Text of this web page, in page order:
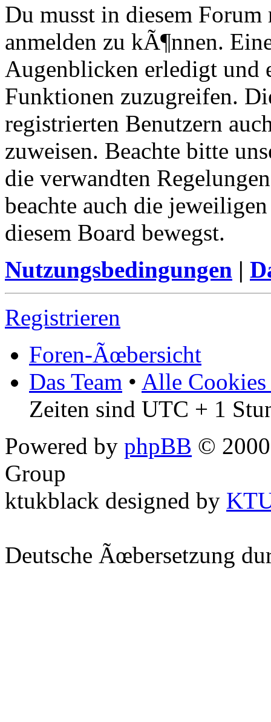
Du musst in diesem
anmelden zu kÃ¶nnen.
Augenblicken erledigt und
Funktionen zuzugreifen.
registrierten Benutzern
zuweisen. Beachte bitte
die verwandten
beachte auch die
diesem Board bewegst.
Nutzungsbedingungen |
Registrieren
Foren-Ãœbersicht
Das Team • Alle Cookies
Zeiten sind UTC + 1
Powered by phpBB ©
Group
ktukblack designed by
Deutsche Ãœbersetzung